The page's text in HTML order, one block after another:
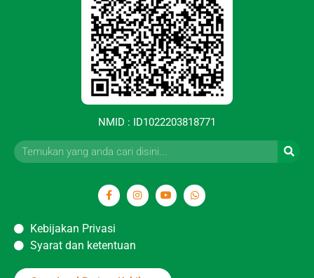
NMID : ID1022203818771
Kebijakan Privasi
Syarat dan ketentuan